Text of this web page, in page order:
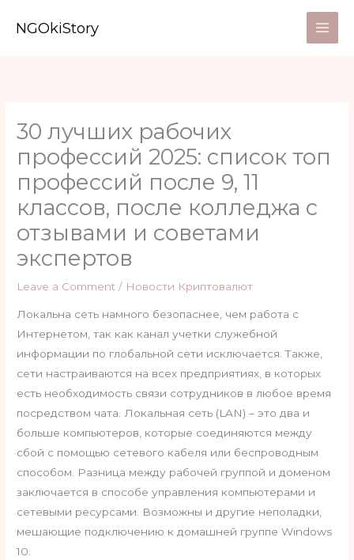
NGOkiStory
30 лучших рабочих
профессий 2025: список топ
профессий после 9, 11
классов, после колледжа с
отзывами и советами
экспертов
Leave a Comment / Новости Криптовалют
Локальна сеть намного безопаснее, чем работа с
Интернетом, так как канал учетки служебной
информации по глобальной сети исключается. Также,
сети настраиваются на всех предприятиях, в которых
есть необходимость связи сотрудников в любое время
посредством чата. Локальная сеть (LAN) – это два и
больше компьютеров, которые соединяются между
сбой с помощью сетевого кабеля или беспроводным
способом. Разница между рабочей группой и доменом
заключается в способе управления компьютерами и
сетевыми ресурсами. Возможны и другие неполадки,
мешающие подключению к домашней группе Windows
10.